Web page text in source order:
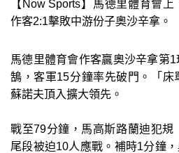
【Now Sports】馬德里體育會
作客2:1擊敗中游份子奧沙辛拿。
馬德里體育會作客贏奧沙辛拿第
鵠，客軍15分鐘率先破門。「床
蘇諾夫頂入擴大領先。
戰至79分鐘，馬高斯路蘭迪犯規
尾段被迫10人應戰。補時1分鐘